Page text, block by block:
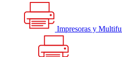
Impresoras y